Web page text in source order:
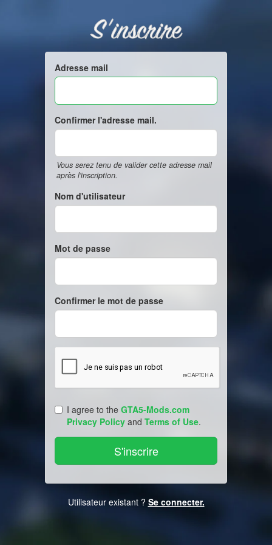
S'inscrire
Adresse mail
Confirmer l'adresse mail.
Vous serez tenu de valider cette adresse mail
après l'inscription.
Nom d'utilisateur
Mot de passe
Confirmer le mot de passe
I agree to the GTA5-Mods.com
Privacy Policy and Terms of Use.
Utilisateur existant ? Se connecter.